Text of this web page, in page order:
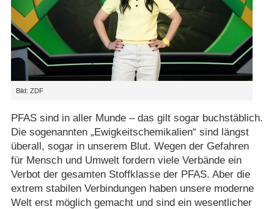
Bild: ZDF
PFAS sind in aller Munde – das gilt sogar buchstäblich.
Die sogenannten „Ewigkeitschemikalien“ sind längst
überall, sogar in unserem Blut. Wegen der Gefahren
für Mensch und Umwelt fordern viele Verbände ein
Verbot der gesamten Stoffklasse der PFAS. Aber die
extrem stabilen Verbindungen haben unsere moderne
Welt erst möglich gemacht und sind ein wesentlicher